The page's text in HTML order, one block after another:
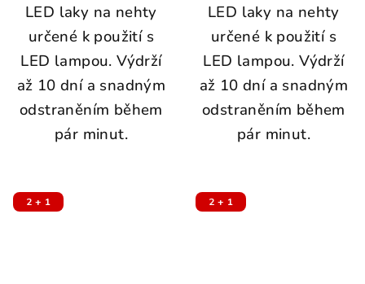
LED laky na nehty
určené k použití s
LED lampou. Výdrží
až 10 dní a snadným
odstraněním během
pár minut.
LED laky na nehty
určené k použití s
LED lampou. Výdrží
až 10 dní a snadným
odstraněním během
pár minut.
2 + 1 2 + 1